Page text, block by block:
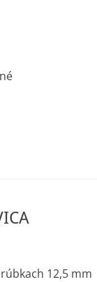
12,5 mm